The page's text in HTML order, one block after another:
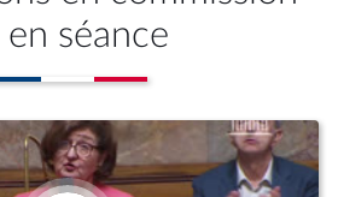
séance